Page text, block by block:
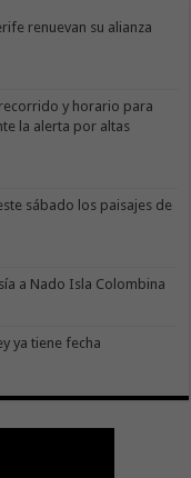
renuevan su alianza
y horario para
la alerta por altas
sábado los paisajes de
a Nado Isla Colombina
ya tiene fecha